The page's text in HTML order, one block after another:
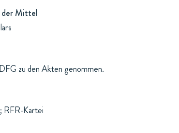
der Mittel
zu den Akten genommen.
RFR-Kartei